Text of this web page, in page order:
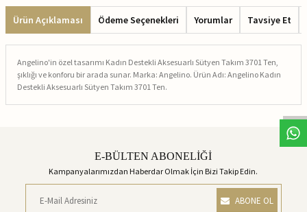
Ürün Açıklaması Ödeme Seçenekleri Yorumlar Tavsiye Et
Angelino'in özel tasarımı Kadın Destekli Aksesuarlı Sütyen Takım 3701 Ten,
şıklığı ve konforu bir arada sunar. Marka: Angelino. Ürün Adı: Angelino Kadın
Destekli Aksesuarlı Sütyen Takım 3701 Ten.
E-BÜLTEN ABONELİĞİ
Kampanyalarımızdan Haberdar Olmak İçin Bizi Takip Edin.
ABONE OL